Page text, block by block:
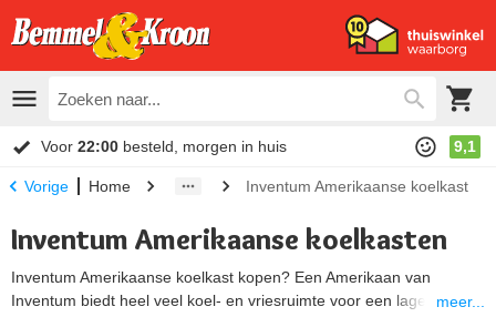
Voor 22:00 besteld, morgen in huis 9,1
Vorige Home Inventum Amerikaanse koelkast
Inventum Amerikaanse koelkasten
Inventum Amerikaanse koelkast kopen? Een Amerikaan van
Inventum biedt heel veel koel- en vriesruimte voor een lage prijs.
meer...